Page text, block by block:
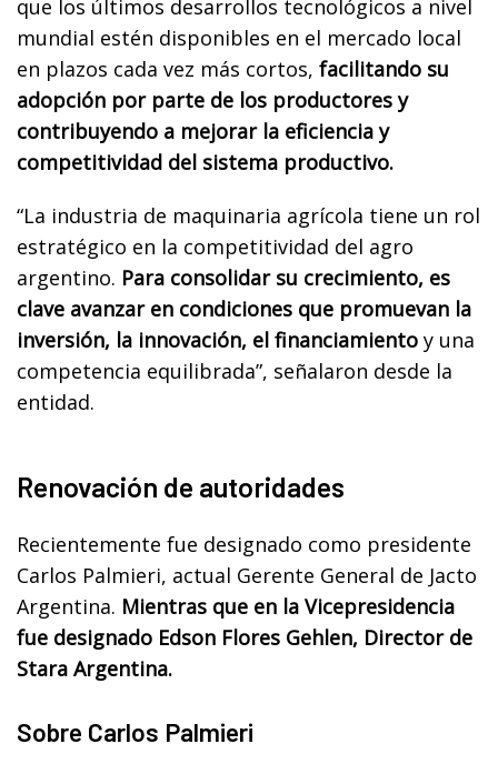
que los últimos desarrollos tecnológicos a nivel
mundial estén disponibles en el mercado local
en plazos cada vez más cortos, facilitando su
adopción por parte de los productores y
contribuyendo a mejorar la eficiencia y
competitividad del sistema productivo.
“La industria de maquinaria agrícola tiene un rol
estratégico en la competitividad del agro
argentino. Para consolidar su crecimiento, es
clave avanzar en condiciones que promuevan la
inversión, la innovación, el financiamiento y una
competencia equilibrada”, señalaron desde la
entidad.
Renovación de autoridades
Recientemente fue designado como presidente
Carlos Palmieri, actual Gerente General de Jacto
Argentina. Mientras que en la Vicepresidencia
fue designado Edson Flores Gehlen, Director de
Stara Argentina.
Sobre Carlos Palmieri